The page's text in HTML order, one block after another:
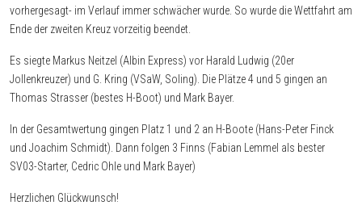
vorhergesagt- im Verlauf immer schwächer wurde. So wurde die Wettfahrt am
Ende der zweiten Kreuz vorzeitig beendet.
Es siegte Markus Neitzel (Albin Express) vor Harald Ludwig (20er
Jollenkreuzer) und G. Kring (VSaW, Soling). Die Plätze 4 und 5 gingen an
Thomas Strasser (bestes H-Boot) und Mark Bayer.
In der Gesamtwertung gingen Platz 1 und 2 an H-Boote (Hans-Peter Finck
und Joachim Schmidt). Dann folgen 3 Finns (Fabian Lemmel als bester
SV03-Starter, Cedric Ohle und Mark Bayer)
Herzlichen Glückwunsch!